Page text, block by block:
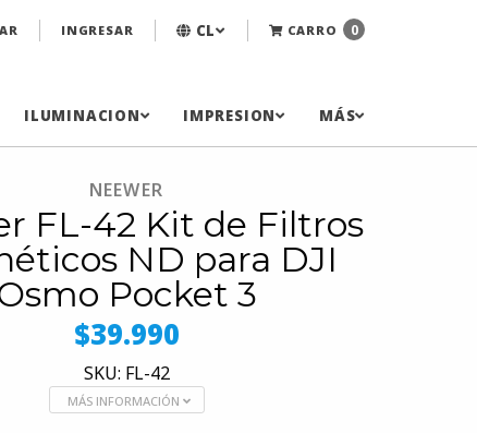
INGRESAR CL CARRO 0
ILUMINACION IMPRESION MÁS
NEEWER
FL-42 Kit de Filtros
ND para DJI
Pocket 3
$39.990
SKU: FL-42
MÁS INFORMACIÓN